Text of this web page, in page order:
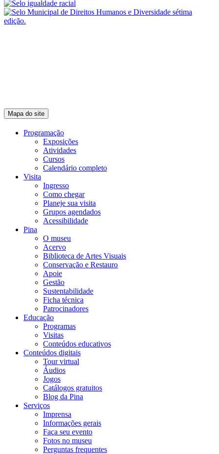
Mapa do site
Programação
Exposições
Atividades
Cursos
Calendário completo
Visita
Ingresso
Como chegar
Planeje sua visita
Grupos agendados
Acessibilidade
Pina
O museu
Acervo
Biblioteca de Artes Visuais
Conservação e Restauro
Apoie
Gestão
Sustentabilidade
Ficha técnica
Patrocinadores
Educação
Programas
Visitas
Conteúdos educativos​
Conteúdos digitais
Tour virtual
Áudios
Jogos
Catálogos gratuitos
Blog da Pina
Serviços
Imprensa
Informações gerais
Faça seu evento
Fotos no museu
Perguntas frequentes